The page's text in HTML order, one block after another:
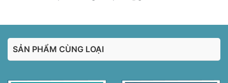
SẢN PHẨM CÙNG LOẠI